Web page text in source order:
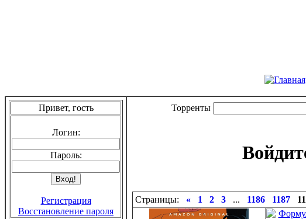
Привет, гость
Логин:
Пароль:
Регистрация
Восстановление пароля
Торренты
Страницы: « 1 2 3 ... 1186 1187